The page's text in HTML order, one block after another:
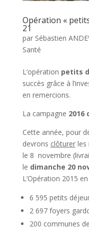
Opération «
21
par Sébastien
Santé
L’opération petits
succès grâce à
en remercions.
La campagne 2016
Cette année, pour
devrons clôturerles
le 8 novembre
le dimanche 20
L’Opération 2015
6 595 petits
2 697 foyers
200 communes